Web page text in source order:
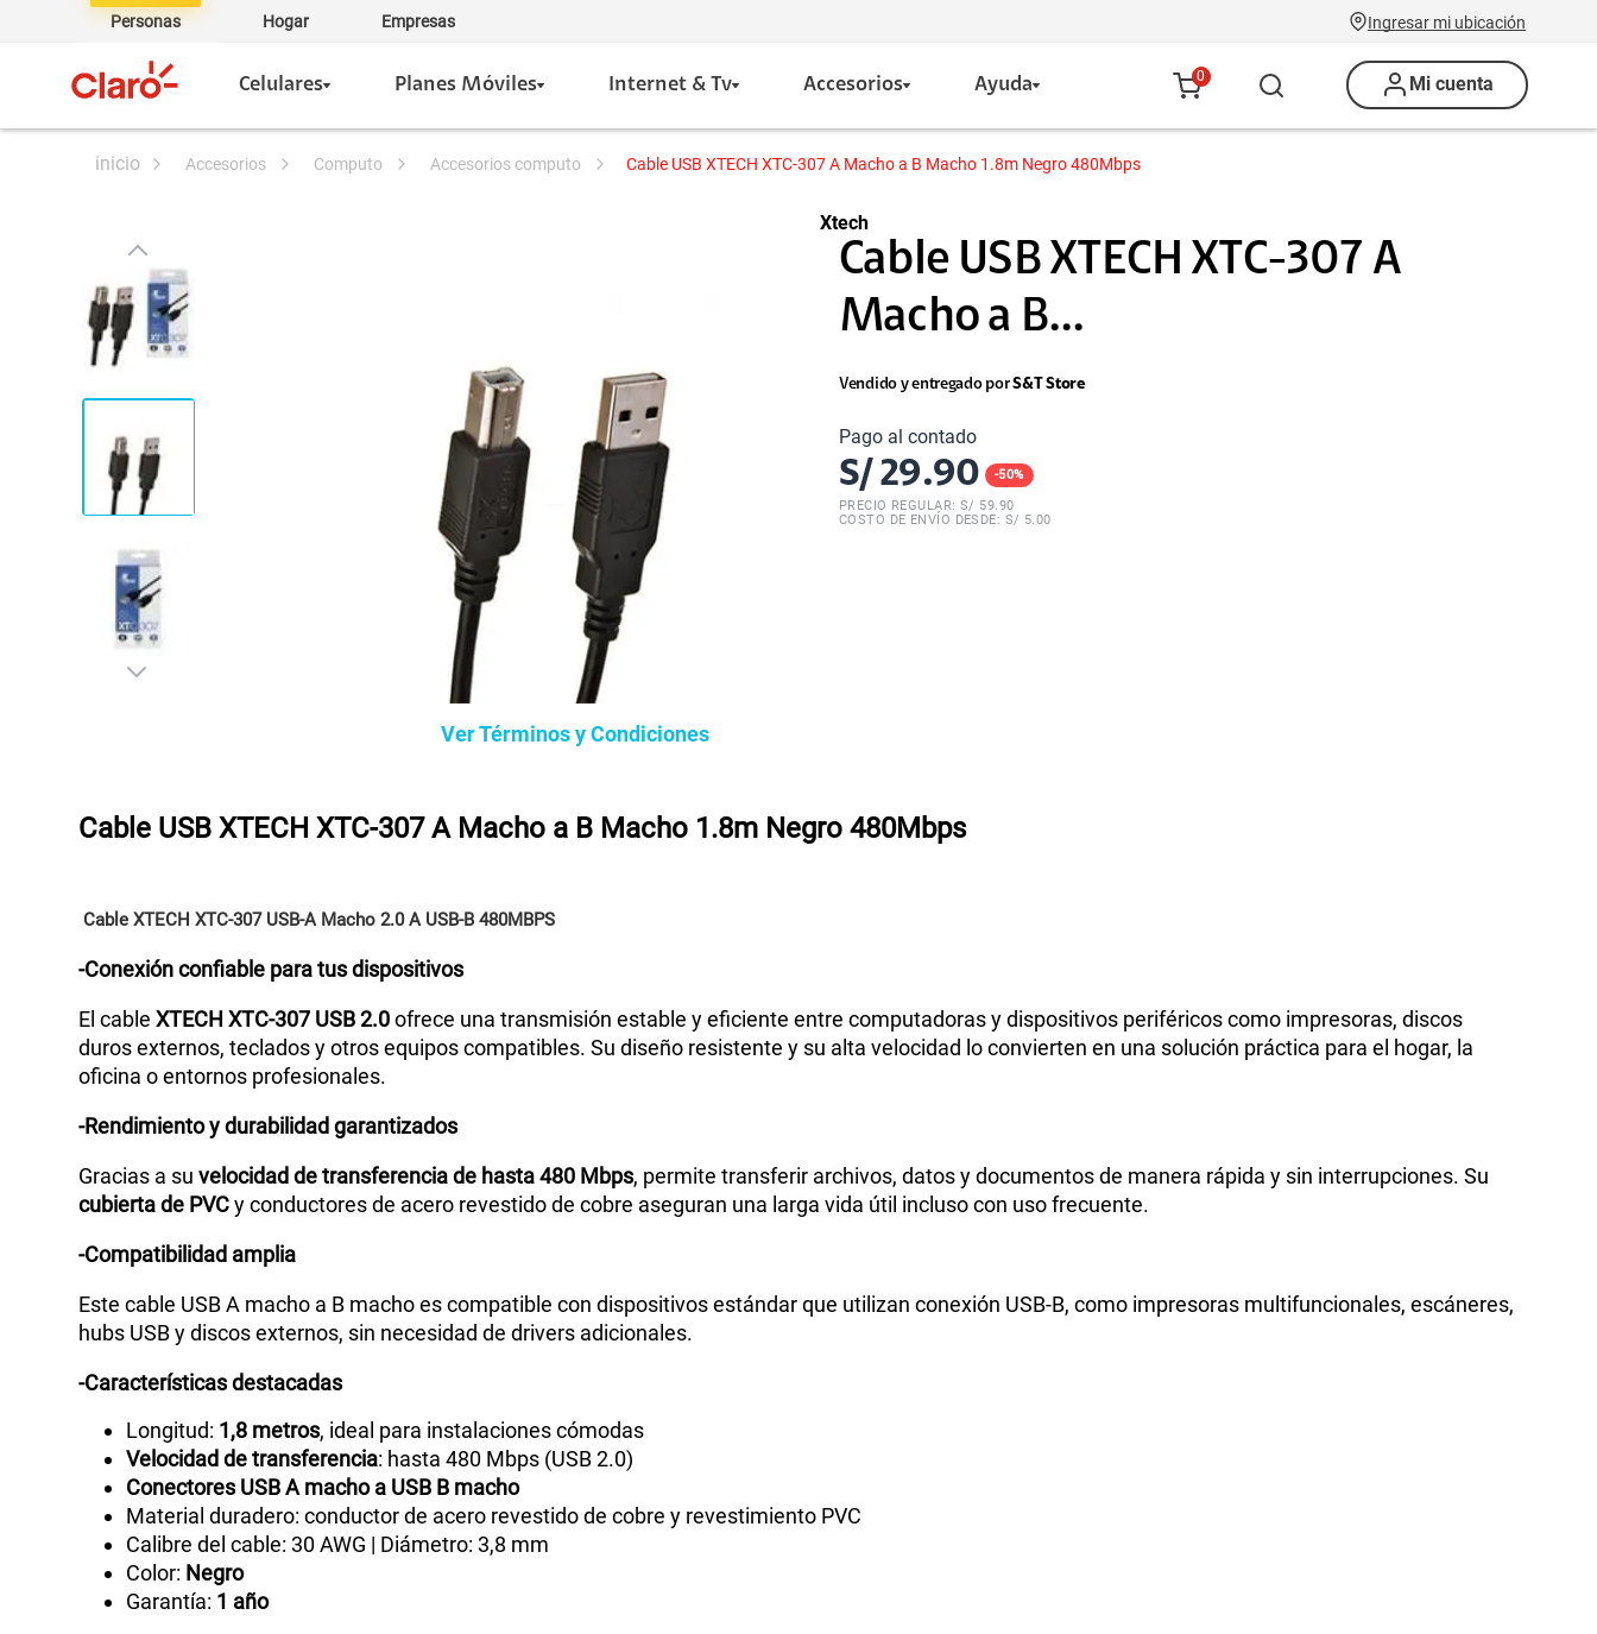
Personas Hogar Empresas Ingresar mi ubicación
Celulares Planes Móviles Internet & Tv Accesorios Ayuda 0 Mi cuenta
accesorios computo accesorios computo Cable USB XTECH XTC-307 A Macho a B Macho 1.8m Negro 480Mbps
Ver Términos y Condiciones
Xtech
Cable USB XTECH XTC-307 A
Macho a B...
Vendido y entregado porS&T Store
Pago al contado
S/ 29.90 -50%
PRECIO REGULAR: S/ 59.90
COSTO DE ENVÍO DESDE: S/ 5.00
Cable USB XTECH XTC-307 A Macho a B Macho 1.8m Negro 480Mbps
Cable XTECH XTC-307 USB-A Macho 2.0 A USB-B 480MBPS
-Conexión confiable para tus dispositivos
El cable XTECH XTC-307 USB 2.0ofrece una transmisión estable y eficiente entre computadoras y dispositivos periféricos como impresoras, discos
duros externos, teclados y otros equipos compatibles. Su diseño resistente y su alta velocidad lo convierten en una solución práctica para el hogar, la
oficina o entornos profesionales.
-Rendimiento y durabilidad garantizados
Gracias a su velocidad de transferencia de hasta 480 Mbps, permite transferir archivos, datos y documentos de manera rápida y sin interrupciones. Su
cubierta de PVCy conductores de acero revestido de cobre aseguran una larga vida útil incluso con uso frecuente.
-Compatibilidad amplia
Este cable USB A macho a B macho es compatible con dispositivos estándar que utilizan conexión USB-B, como impresoras multifuncionales, escáneres,
hubs USB y discos externos, sin necesidad de drivers adicionales.
-Características destacadas
Longitud: 1,8 metros, ideal para instalaciones cómodas
Velocidad de transferencia: hasta 480 Mbps (USB 2.0)
Conectores USB A macho a USB B macho
Material duradero: conductor de acero revestido de cobre y revestimiento PVC
Calibre del cable: 30 AWG | Diámetro: 3,8 mm
Color: Negro
Garantía: 1 año